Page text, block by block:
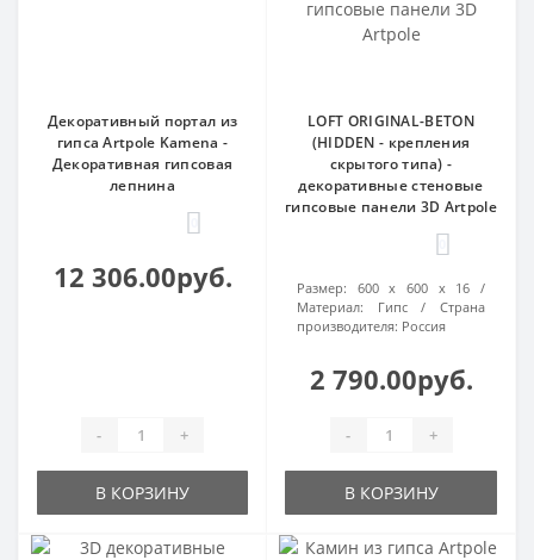
Декоративный портал из
гипса Artpole Kamena -
Декоративная гипсовая
лепнина
12 306.00руб.
- +
В КОРЗИНУ
LOFT ORIGINAL-BETON
(HIDDEN - крепления
скрытого типа) -
декоративные стеновые
гипсовые панели 3D Artpole
Размер:
600 х 600 х 16
Материал:
Гипс
Страна
производителя: Россия
2 790.00руб.
- +
В КОРЗИНУ